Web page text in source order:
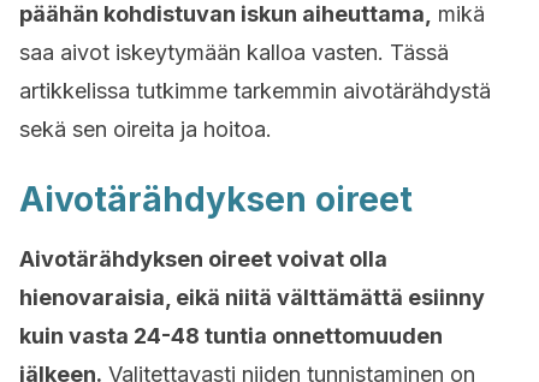
päähän kohdistuvan iskun aiheuttama,
mikä
saa aivot iskeytymään kalloa vasten. Tässä
artikkelissa tutkimme tarkemmin aivotärähdystä
sekä sen oireita ja hoitoa.
Aivotärähdyksen oireet
Aivotärähdyksen oireet voivat olla
hienovaraisia, eikä niitä välttämättä esiinny
kuin vasta 24-48 tuntia onnettomuuden
jälkeen. Valitettavasti niiden tunnistaminen on